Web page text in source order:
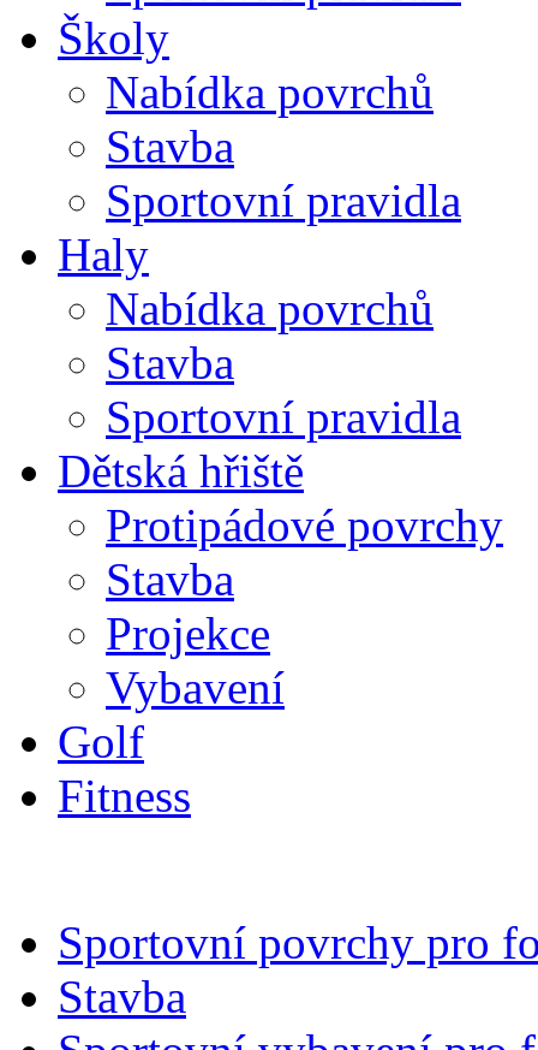
Školy
Nabídka povrchů
Stavba
Sportovní pravidla
Haly
Nabídka povrchů
Stavba
Sportovní pravidla
Dětská hřiště
Protipádové povrchy
Stavba
Projekce
Vybavení
Golf
Fitness
Sportovní povrchy pro
Stavba